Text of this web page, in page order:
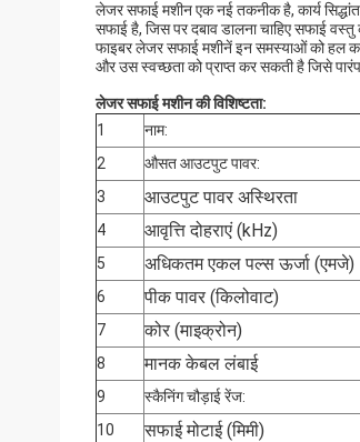
लेजर सफाई मशीन एक नई तकनीक है, कार्य
सफाई है, जिस पर दबाव डालना चाहिए सफाई
फाइबर लेजर सफाई मशीनें इन समस्याओं को हल
और उस स्वच्छता को प्राप्त कर सकती है जिसे
लेजर सफाई मशीन की विशिष्टता:
1
नाम:
2
औसत आउटपुट पावर:
3
आउटपुट पावर अस्थिरता
4 आवृत्ति दोहराएं (kHz)
5 अधिकतम एकल पल्स ऊर्जा (एमजे)
6
पीक पावर (किलोवाट)
7
कोर (माइक्रोन)
8
मानक केबल लंबाई
9
स्कैनिंग चौड़ाई रेंज:
10
सफाई मोटाई (मिमी)